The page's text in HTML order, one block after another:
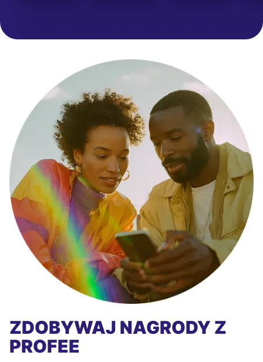
ZDOBYWAJ NAGRODY Z
PROFEE